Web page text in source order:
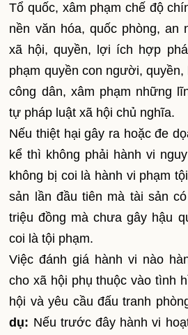
Tổ quốc, xâm phạm chế độ
nền văn hóa, quốc phòng, an
xã hội, quyền, lợi ích hợp
phạm quyền con người,
công dân, xâm phạm những
tự pháp luật xã hội chủ nghĩa.
Nếu thiệt hại gây ra hoặc đe
kể thì không phải hành vi
không bị coi là hành vi phạm
sản lần đầu tiên mà tài sản
triệu đồng mà chưa gây hậu
coi là tội phạm.
Việc đánh giá hành vi nào
cho xã hội phụ thuộc vào tình
hội và yêu cầu đấu tranh
dụ: Nếu trước đây hành vi